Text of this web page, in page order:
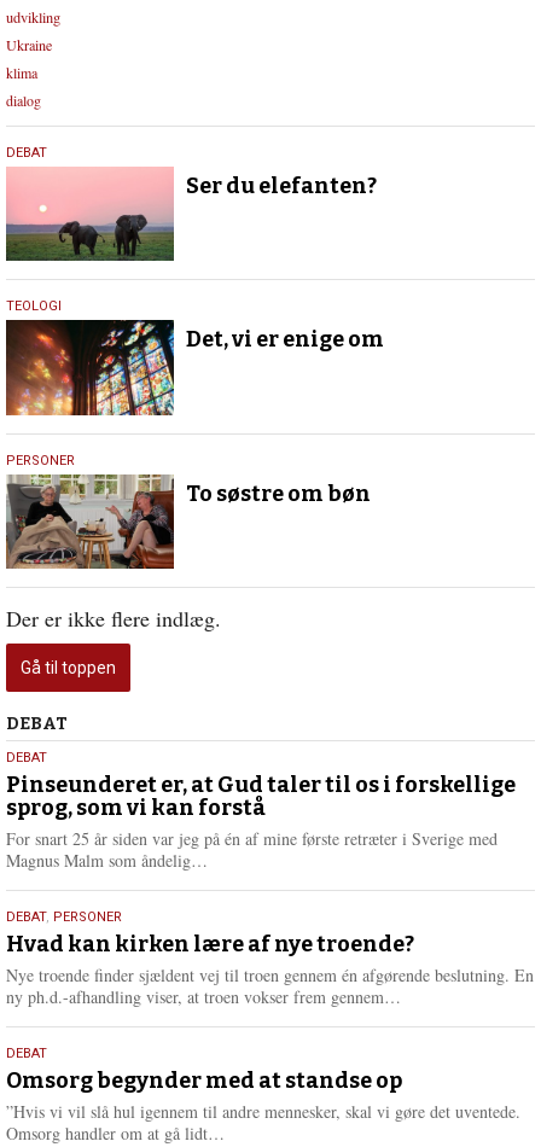
udvikling
Ukraine
klima
dialog
24.
2024
DEBAT
Ser du elefanten?
29.
juli
2022
TEOLOGI
Det, vi er enige om
8.
februar
2022
PERSONER
To søstre om bøn
Der er ikke flere indlæg.
Gå til toppen
Debat
DEBAT
5.
august
2026
DEBAT
Pinseunderet er, at Gud taler til os i forskellige
sprog, som vi kan forstå
For snart 25 år siden var jeg på én af mine første retræter i Sverige med
Magnus Malm som åndelig…
e
r
e
25.
juli
2026
DEBAT, PERSONER
Hvad kan kirken lære af nye troende?
Nye troende finder sjældent vej til troen gennem én afgørende beslutning. En
ny ph.d.-afhandling viser, at troen vokser frem gennem…
e
r
e
9.
juli
2026
DEBAT
Omsorg begynder med at standse op
”Hvis vi vil slå hul igennem til andre mennesker, skal vi gøre det uventede.
Omsorg handler om at gå lidt…